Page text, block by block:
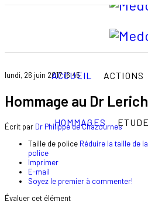
ACCUEIL ACTIONS
HOMMAGES
lundi, 26 juin 2017 16:45
Hommage au Dr
Écrit par Dr Philippe de Chazournes
Taille de police Réduire la taille de
police
Imprimer
E-mail
Soyez le premier à commenter!
Évaluer cet élément